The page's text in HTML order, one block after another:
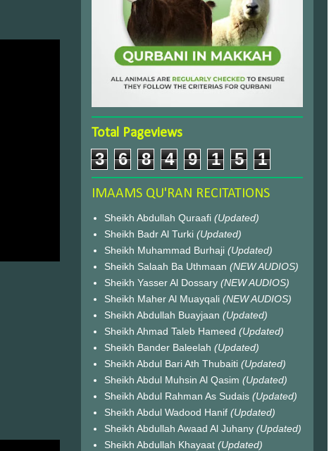
Total Pageviews
3 6 8 4 9 1 5 1
IMAAMS QU'RAN RECITATIONS
Sheikh Abdullah Quraafi (Updated)
Sheikh Badr Al Turki (Updated)
Sheikh Muhammad Burhaji (Updated)
Sheikh Salaah Ba Uthmaan (NEW AUDIOS)
Sheikh Yasser Al Dossary (NEW AUDIOS)
Sheikh Maher Al Muayqali (NEW AUDIOS)
Sheikh Abdullah Buayjaan (Updated)
Sheikh Ahmad Taleb Hameed (Updated)
Sheikh Bander Baleelah (Updated)
Sheikh Abdul Bari Ath Thubaiti (Updated)
Sheikh Abdul Muhsin Al Qasim (Updated)
Sheikh Abdul Rahman As Sudais (Updated)
Sheikh Abdul Wadood Hanif (Updated)
Sheikh Abdullah Awaad Al Juhany (Updated)
Sheikh Abdullah Khayaat (Updated)